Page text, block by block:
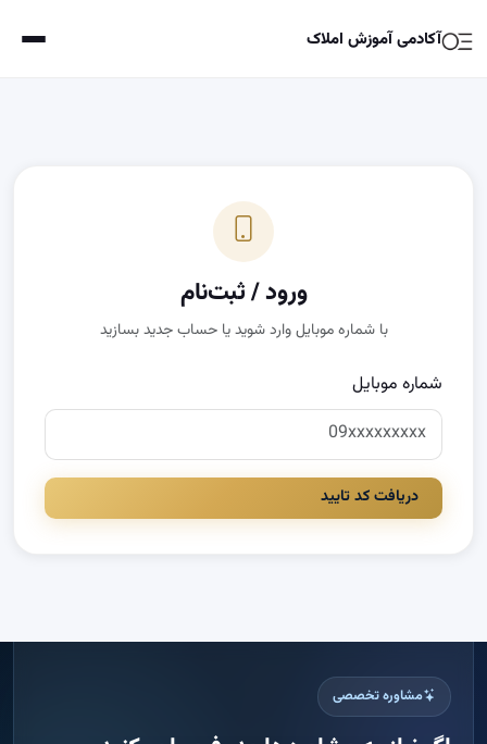
آکادمی آموزش املاک
ورود / ثبت‌نام
با شماره موبایل وارد شوید یا حساب جدید بسازید
شماره موبایل
دریافت کد تایید
مشاوره تخصصی